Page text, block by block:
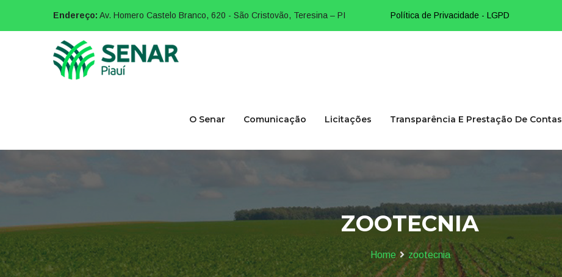
Endereço: Av. Homero Castelo Branco, 620 - São Cristovão, Teresina – PI Política de Privacidade - LGPD
O Senar Comunicação Licitações Transparência E Prestação De Contas
ZOOTECNIA
Home zootecnia